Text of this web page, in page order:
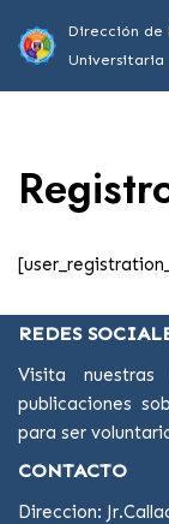
Saltar
al
Dirección de
Universitaria
REDES
Visita
publicaciones
para ser
CONTACTO
Direccion: